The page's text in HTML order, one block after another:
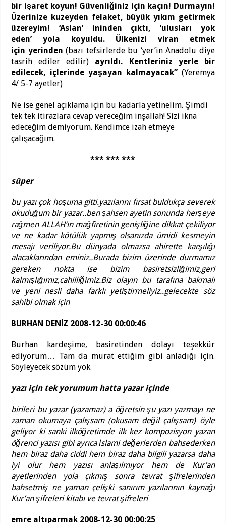
bir işaret koyun! Güvenliğiniz için kaçın! Durmayın!
Üzerinize kuzeyden felaket, büyük yıkım getirmek
üzereyim! ‘Aslan’ ininden çıktı, ‘ulusları yok
eden’ yola koyuldu. Ülkenizi viran etmek
için yerinden(bazı tefsirlerde bu ‘yer’in Anadolu diye
tasrih ediler edilir) ayrıldı. Kentleriniz yerle bir
edilecek, içlerinde yaşayan kalmayacak”(Yeremya
4/ 5-7 ayetler)
Ne ise genel açıklama için bu kadarla yetinelim. Şimdi
tek tek itirazlara cevap vereceğim inşallah! Sizi ikna
edeceğim demiyorum. Kendimce izah etmeye
çalışacağım.
*** *** ***
süper
bu yazı çok hoşuma gitti.yazılarını fırsat buldukça severek
okuduğum bir yazar..ben şahsen ayetin sonunda herşeye
rağmen ALLAH’ın mağfiretinin genişliğine dikkat çekiliyor
ve ne kadar kötülük yapmış olsanızda ümidi kesmeyin
mesajı veriliyor.Bu dünyada olmazsa ahirette karşılığı
alacaklarından eminiz..Burada bizim üzerinde durmamız
gereken nokta ise bizim basiretsizliğimiz,geri
kalmışlığımız,cahilliğimiz.Biz olayın bu tarafına bakmalı
ve yeni nesli daha farklı yetiştirmeliyiz..gelecekte söz
sahibi olmak için
BURHAN DENİZ 2008-12-30 00:00:46
Burhan kardeşime, basiretinden dolayı teşekkür
ediyorum… Tam da murat ettiğim gibi anladığı için.
Söyleyecek sözüm yok.
yazı için tek yorumum hatta yazar içinde
birileri bu yazar (yazamaz) a öğretsin şu yazı yazmayı ne
zaman okumaya çalışsam (okusam değil çalışsam) öyle
geliyor ki sanki ilköğretimde ilk kez kompozisyon yazan
öğrenci yazısı gibi ayrıca İslami değerlerden bahsederken
hem biraz daha ciddi hem biraz daha bilgili yazarsa daha
iyi olur hem yazısı anlaşılmıyor hem de Kur’an
ayetlerinden yola çıkmış sonra tevrat şifrelerinden
bahsetmiş ne yaman çelişki sanırım yazılarının kaynağı
Kur’an şifreleri kitabı ve tevrat şifreleri
emre altıparmak 2008-12-30 00:00:25